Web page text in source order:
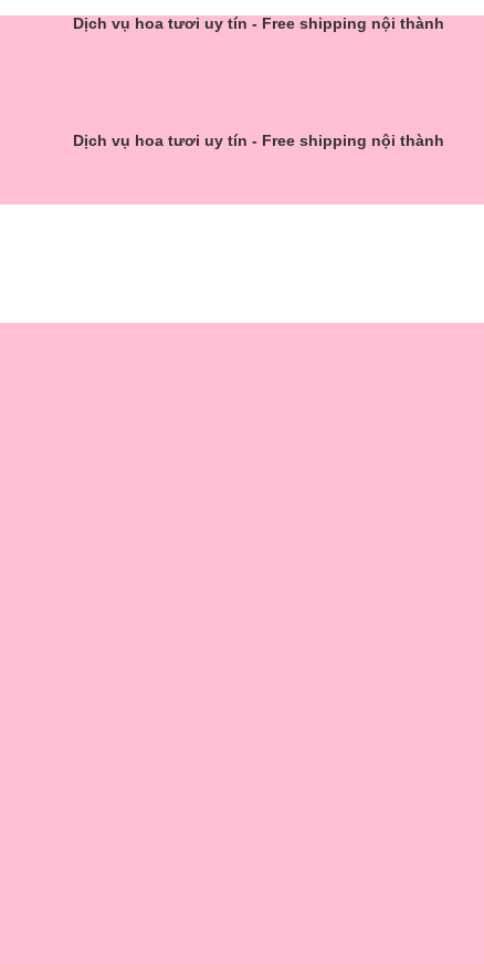
Dịch vụ hoa tươi uy tín - Free shipping nội thành
Dịch vụ hoa tươi uy tín - Free shipping nội thành